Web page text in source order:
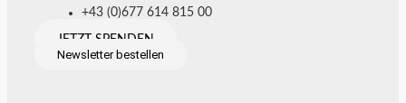
+43 (0)677 614 815 00
JETZT SPENDEN
Newsletter bestellen